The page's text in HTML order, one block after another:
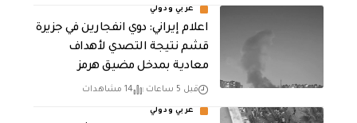
عربي ودولي
اعلام إيراني: دوي انفجارين في جزيرة
قشم نتيجة التصدي لأهداف
معادية بمدخل مضيق هرمز
قبل 5 ساعات 14 مشاهدات
عربي ودولي